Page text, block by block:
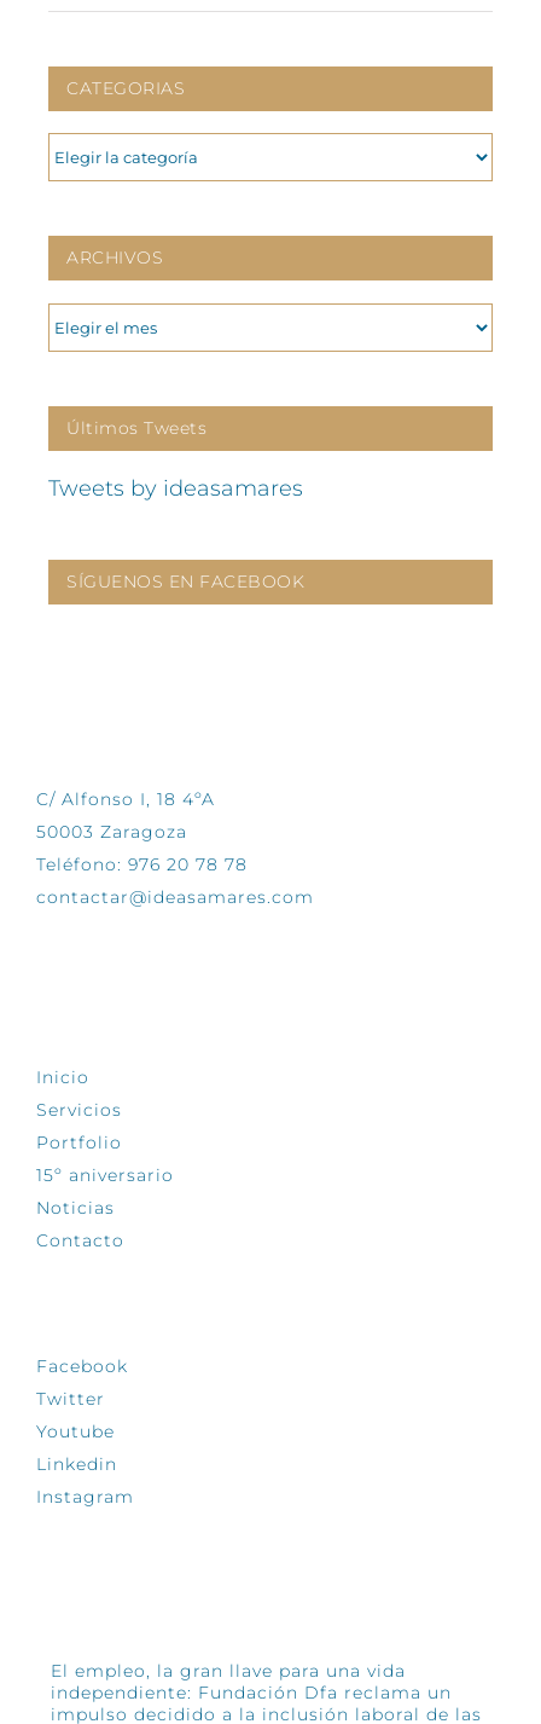
CATEGORIAS
CATEGORIAS
ARCHIVOS
ARCHIVOS
Últimos Tweets
Tweets by ideasamares
SÍGUENOS EN FACEBOOK
C/ Alfonso I, 18 4ºA
50003 Zaragoza
Teléfono: 976 20 78 78
contactar@ideasamares.com
Inicio
Servicios
Portfolio
15º aniversario
Noticias
Contacto
Facebook
Twitter
Youtube
Linkedin
Instagram
El empleo, la gran llave para una vida
independiente: Fundación Dfa reclama un
impulso decidido a la inclusión laboral de las